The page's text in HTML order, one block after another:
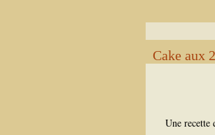
Cake aux
Une recette